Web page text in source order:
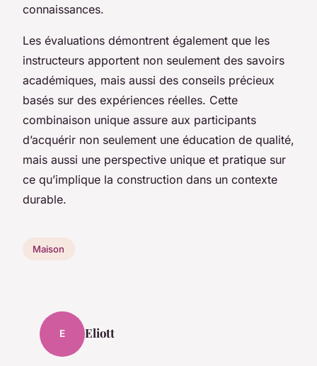
connaissances.
Les évaluations démontrent également que les
instructeurs apportent non seulement des savoirs
académiques, mais aussi des conseils précieux
basés sur des expériences réelles. Cette
combinaison unique assure aux participants
d’acquérir non seulement une éducation de qualité,
mais aussi une perspective unique et pratique sur
ce qu’implique la construction dans un contexte
durable.
Maison
E Eliott